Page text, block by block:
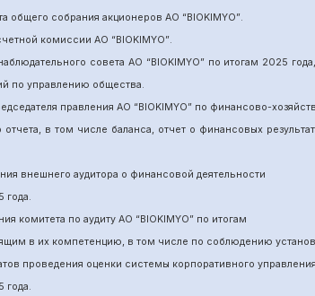
общего собрания акционеров АО “BIOKIMYO”.
комиссии АО “BIOKIMYO”.
совета АО “BIOKIMYO”по итогам 2025
по управлению общества.
правления АО “BIOKIMYO”по финансово-
в том числе баланса, отчет о финансовых
внешнего аудитора о финансовой деятельности
года.
комитета по аудитуАО “BIOKIMYO”по итогам
в их компетенцию, в том числе по соблюдению
проведения оценки системы корпоративного управления
5 года.